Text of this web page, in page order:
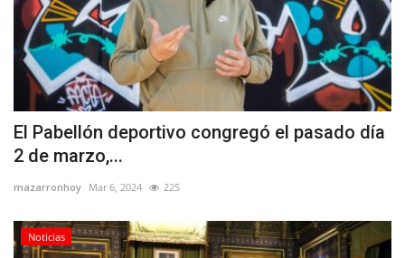
El Pabellón deportivo congregó el pasado día
2 de marzo,...
mazarronhoy Mar 6, 2024 225
Noticias